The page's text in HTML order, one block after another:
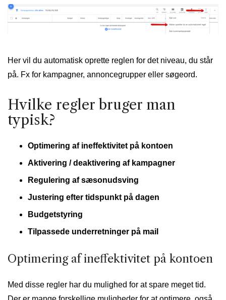
Her vil du automatisk oprette reglen for det niveau, du står
på. Fx for kampagner, annoncegrupper eller søgeord.
Hvilke regler bruger man
typisk?
Optimering af ineffektivitet på kontoen
Aktivering / deaktivering af kampagner
Regulering af sæsonudsving
Justering efter tidspunkt på dagen
Budgetstyring
Tilpassede underretninger på mail
Optimering af ineffektivitet på kontoen
Med disse regler har du mulighed for at spare meget tid.